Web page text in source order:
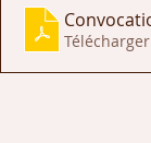
Télécharger